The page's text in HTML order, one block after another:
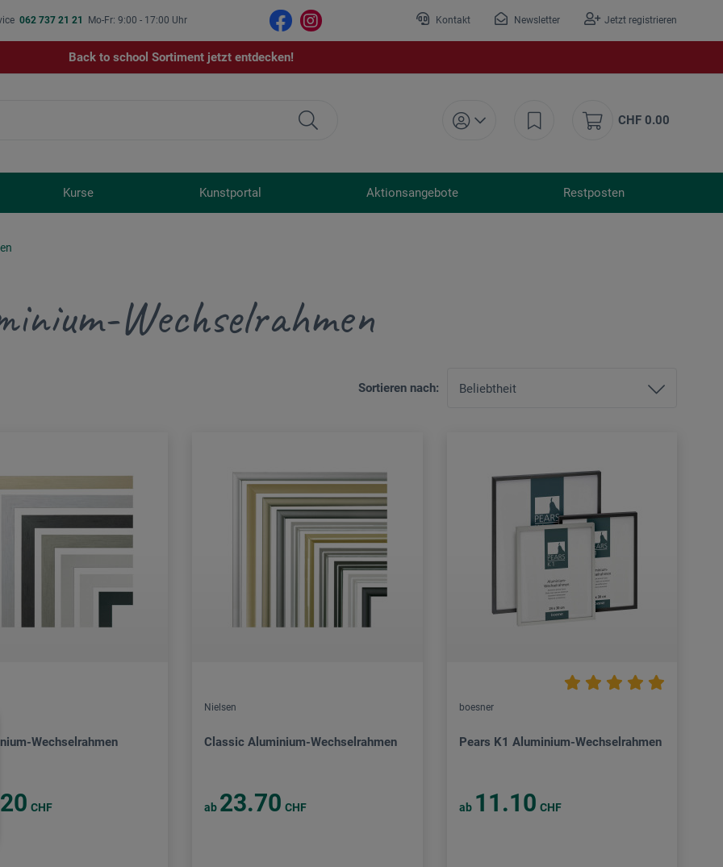
062 737 21 21 Mo-Fr: 9:00 - 17:00 Uhr Kontakt Newsletter Jetzt registrieren
Back to school Sortiment jetzt entdecken!
CHF 0.00
Kurse Kunstportal Aktionsangebote Restposten
Wechselrahmen
Sortieren nach:
Wechselrahmen
CHF
Nielsen
Classic Aluminium-Wechselrahmen
ab 23.70 CHF
boesner
Pears K1 Aluminium-Wechselrahmen
ab 11.10 CHF